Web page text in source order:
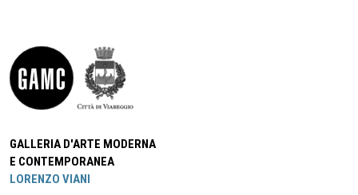
GALLERIA D'ARTE MODERNA
E CONTEMPORANEA
LORENZO VIANI